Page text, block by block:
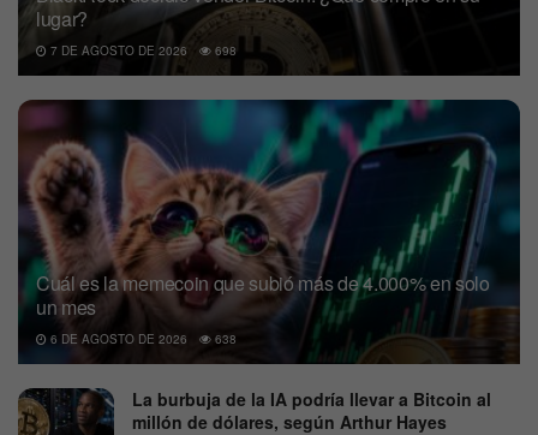
lugar?
7 DE AGOSTO DE 2026 698
Cuál es la memecoin que subió más de 4.000% en solo
un mes
6 DE AGOSTO DE 2026 638
La burbuja de la IA podría llevar a Bitcoin al
millón de dólares, según Arthur Hayes